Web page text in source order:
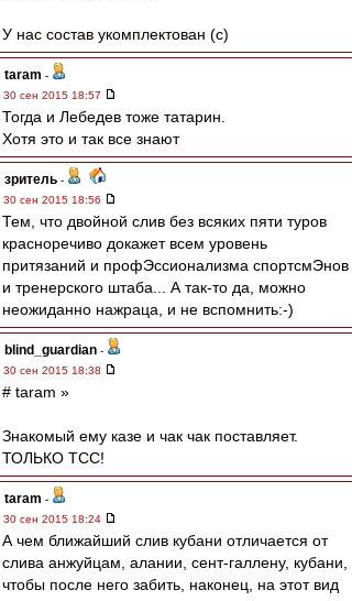
У нас состав укомплектован (с)
taram -
30 сен 2015 18:57
Тогда и Лебедев тоже татарин.
Хотя это и так все знают
зpитель -
30 сен 2015 18:56
Тем, что двойной слив без всяких пяти туров
красноречиво докажет всем уровень
притязаний и профЭссионализма спортсмЭнов
и тренерского штаба... А так-то да, можно
неожиданно нажраца, и не вспомнить:-)
blind_guardian -
30 сен 2015 18:38
# taram »
Знакомый ему казе и чак чак поставляет.
ТОЛЬКО ТСС!
taram -
30 сен 2015 18:24
А чем ближайший слив кубани отличается от
слива анжуйцам, алании, сент-галлену, кубани,
чтобы после него забить, наконец, на этот вид